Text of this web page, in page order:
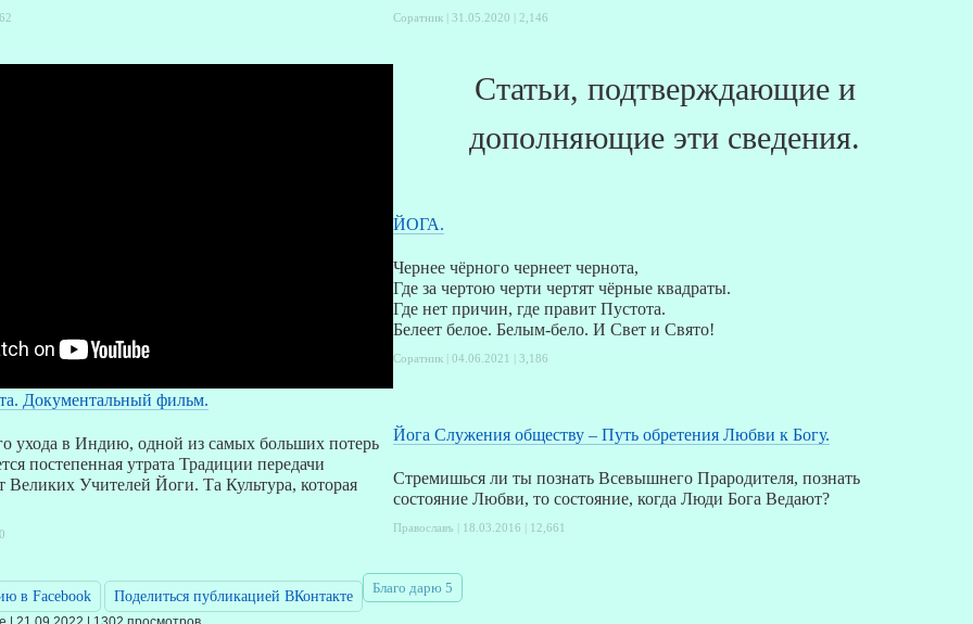
Соратник | 31.05.2020 | 2,146
Документальный фильм.
ухода в Индию, одной из самых больших потерь
постепенная утрата Традиции передачи
Учителей Йоги. Та Культура, которая
Статьи, подтверждающие и
дополняющие эти сведения.
ЙОГА.
Чернее чёрного чернеет чернота,
Где за чертою черти чертят чёрные квадраты.
Где нет причин, где правит Пустота.
Белеет белое. Белым-бело. И Свет и Свято!
Соратник | 04.06.2021 | 3,186
Йога Служения обществу – Путь обретения Любви к Богу.
Стремишься ли ты познать Всевышнего Прародителя, познать
состояние Любви, то состояние, когда Люди Бога Ведают?
Православъ | 18.03.2016 | 12,661
в Facebook Поделиться публикацией ВКонтакте
Благо дарю 5